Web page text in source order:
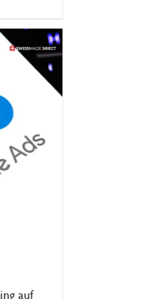
auf